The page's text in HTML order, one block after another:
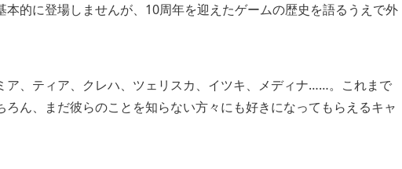
的に登場しませんが、10周年を迎えたゲームの歴史を語るうえで外
ア、ティア、クレハ、ツェリスカ、イツキ、メディナ……。これまで
ろん、まだ彼らのことを知らない方々にも好きになってもらえるキャ